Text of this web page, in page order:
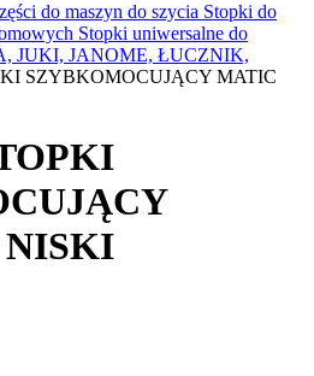
do maszyn do szycia Stopki do
Stopki uniwersalne do
JUKI, JANOME, ŁUCZNIK,
SZYBKOMOCUJĄCY MATIC